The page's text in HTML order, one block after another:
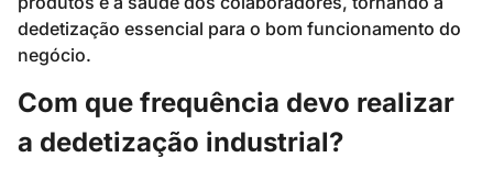
dedetização essencial para o bom funcionamento do
negócio.
Com que frequência devo realizar
a dedetização industrial?